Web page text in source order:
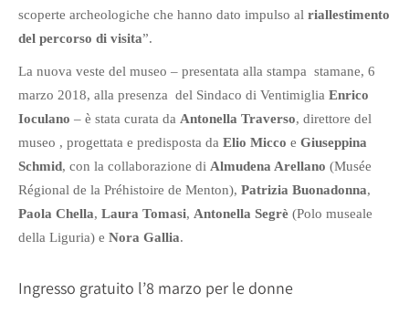
scoperte archeologiche che hanno dato impulso al riallestimento
del percorso di visita”.
La nuova veste del museo – presentata alla stampa stamane, 6
marzo 2018, alla presenza del Sindaco di Ventimiglia Enrico
Ioculano – è stata curata da Antonella Traverso, direttore del
museo , progettata e predisposta da Elio Micco e Giuseppina
Schmid, con la collaborazione di Almudena Arellano (Musée
Régional de la Préhistoire de Menton), Patrizia Buonadonna,
Paola Chella, Laura Tomasi, Antonella Segrè (Polo museale
della Liguria) e Nora Gallia.
Ingresso gratuito l’8 marzo per le donne